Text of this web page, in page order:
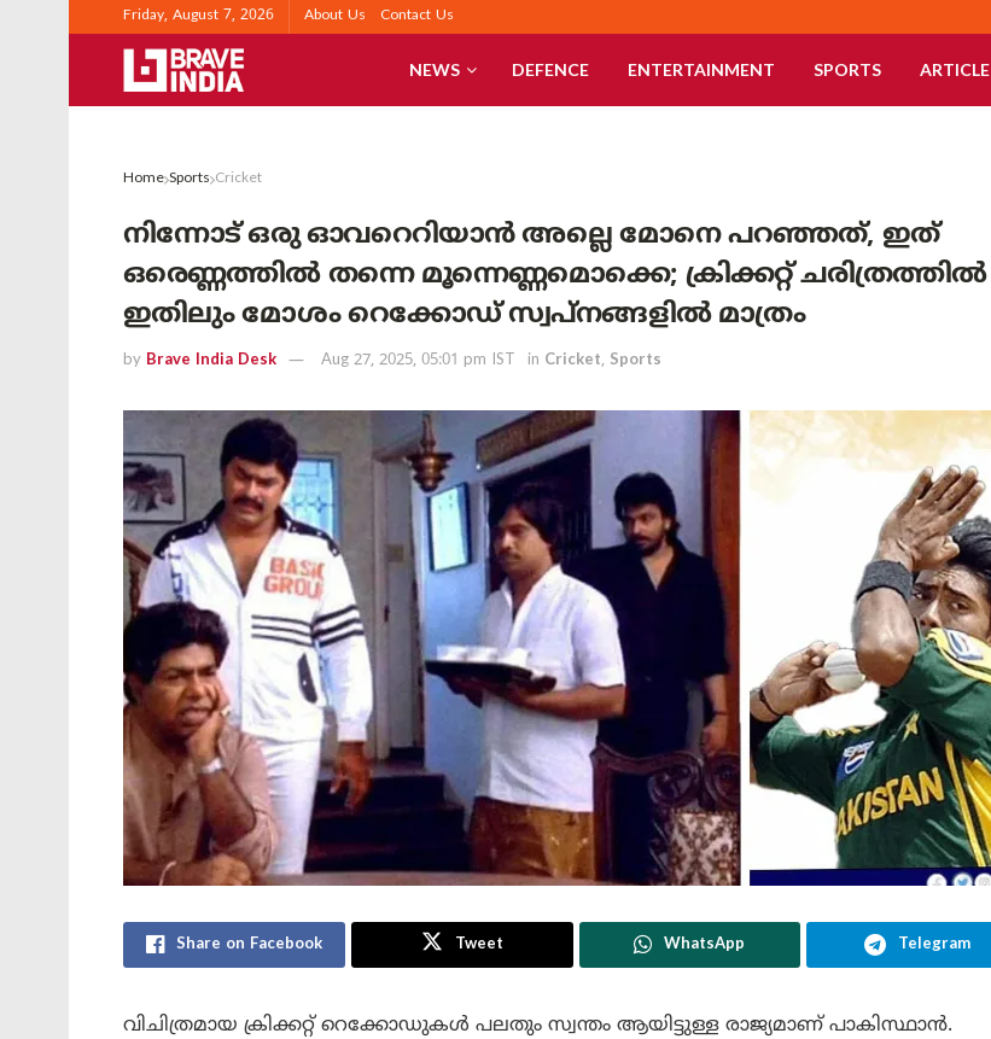
Friday, August 7, 2026 About Us Contact Us
NEWS DEFENCE ENTERTAINMENT SPORTS ARTICLE
Home Sports Cricket
നിന്നോട് ഒരു ഓവറെറിയാൻ അല്ലെ മോനെ പറഞ്ഞത്, ഇത്
ഒരെണ്ണത്തിൽ തന്നെ മൂന്നെണ്ണമൊക്കെ; ക്രിക്കറ്റ് ചരിത്രത്തിൽ
ഇതിലും മോശം റെക്കോഡ് സ്വപ്നങ്ങളിൽ മാത്രം
by Brave India Desk Aug 27, 2025, 05:01 pm IST in Cricket, Sports
Share on Facebook Tweet WhatsApp Telegram
വിചിത്രമായ ക്രിക്കറ്റ് റെക്കോഡുകൾ പലതും സ്വന്തം ആയിട്ടുള്ള രാജ്യമാണ് പാകിസ്ഥാൻ.